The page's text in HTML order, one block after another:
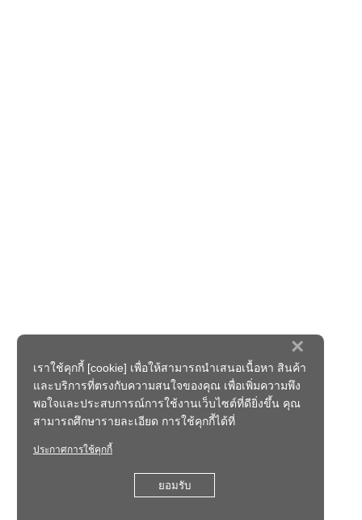
×
เราใช้คุกกี้ [cookie] เพื่อให้สามารถนำเสนอเนื้อหา สินค้า
และบริการที่ตรงกับความสนใจของคุณ เพื่อเพิ่มความพึง
พอใจและประสบการณ์การใช้งานเว็บไซต์ที่ดียิ่งขึ้น คุณ
สามารถศึกษารายละเอียด การใช้คุกกี้ได้ที่
ประกาศการใช้คุกกี้
ยอมรับ